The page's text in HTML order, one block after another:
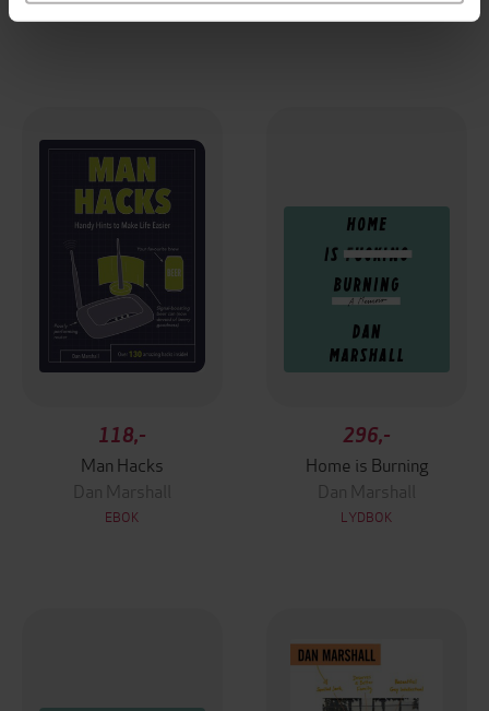
118,-
Man Hacks
Dan Marshall
EBOK
296,-
Home is Burning
Dan Marshall
LYDBOK